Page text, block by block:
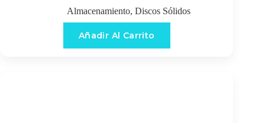
Almacenamiento, Discos Sólidos
Añadir Al Carrito